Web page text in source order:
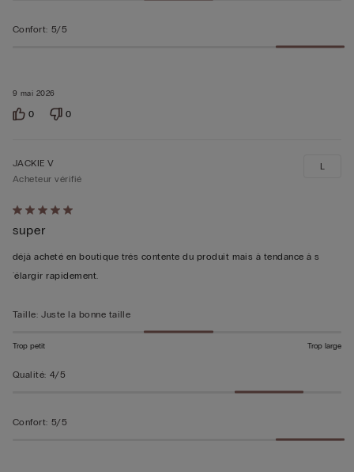
9 mai 2026
Confort: 5/5
0 0
Évalué
5sur 5
JACKIE V
Acheteur vérifié
super
déjà acheté en boutique trés contente du produit mais à tendance à s
´élargir rapidement.
L
Taille: Juste la bonne taille
Trop petit Trop large
Qualité: 4/5
Confort: 5/5